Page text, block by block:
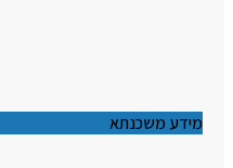
מידע משכנתא